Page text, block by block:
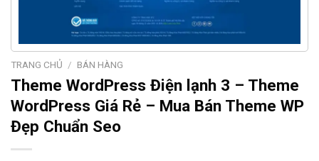
TRANG CHỦ / BÁN HÀNG
Theme WordPress Điện lạnh 3 – Theme
WordPress Giá Rẻ – Mua Bán Theme WP
Đẹp Chuẩn Seo